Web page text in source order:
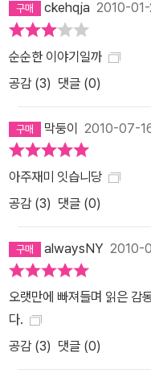
ckehqja 2010-
순순한 이야기일까
공감 (3) 댓글 (0)
막둥이 2010-07-
아주재미 잇습니당
공감 (3) 댓글 (0)
alwaysNY 2010-
오랫만에 빠져들며 읽은 감
다.
공감 (3) 댓글 (0)